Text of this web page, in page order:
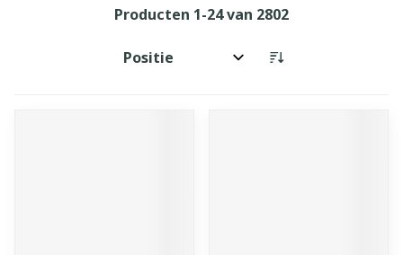
Producten 1-24van 2802
Sorteer op: